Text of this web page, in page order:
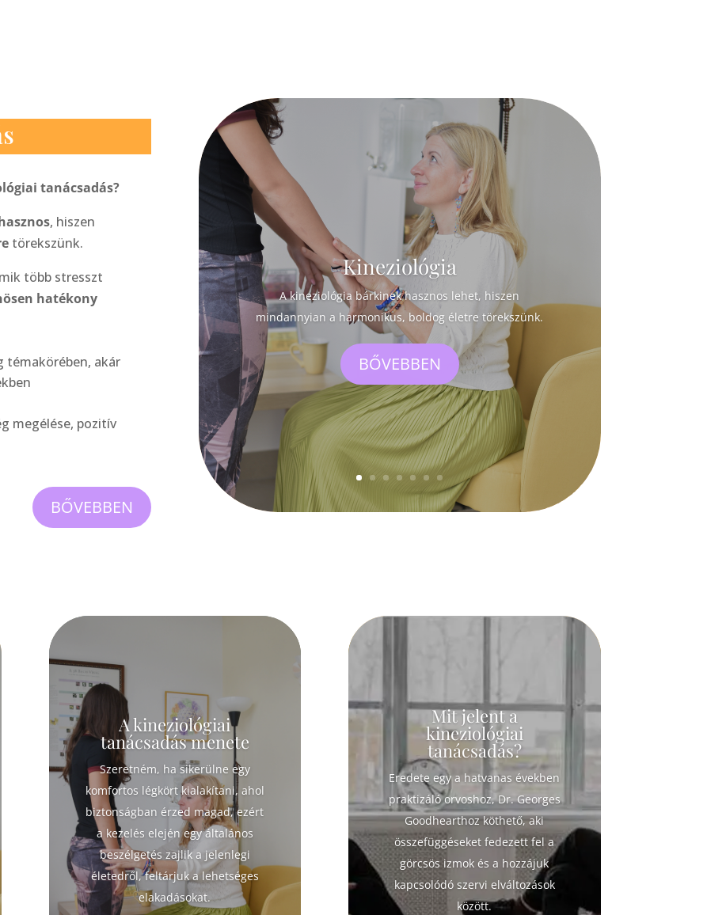
tanácsadás?
, hiszen
törekszünk.
több stresszt
hatékony
témakörében, akár
megélése, pozitív
BŐVEBBEN
Kineziológia
A kineziológia bárkinek hasznos lehet, hiszen
mindannyian a harmonikus, boldog életre törekszünk.
BŐVEBBEN
A kineziológiai
tanácsadás menete
Szeretném, ha sikerülne egy
komfortos légkört kialakítani, ahol
biztonságban érzed magad, ezért
a kezelés elején egy általános
beszélgetés zajlik a jelenlegi
életedről, feltárjuk a lehetséges
elakadásokat.
Mit jelent a
kineziológiai
tanácsadás?
Eredete egy a hatvanas években
praktizáló orvoshoz, Dr. Georges
Goodhearthoz köthető, aki
összefüggéseket fedezett fel a
görcsös izmok és a hozzájuk
kapcsolódó szervi elváltozások
között.